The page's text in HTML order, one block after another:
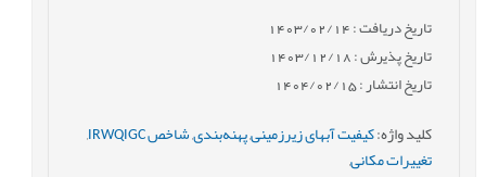
تاریخ دریافت : 1403/02/14
تاریخ پذیرش : 1403/12/18
تاریخ انتشار : 1404/02/15
کلید واژه:کیفیت آبهای زیرزمینی,پهنه‌بندی,شاخص IRWQIGC
تغییرات مکانی,